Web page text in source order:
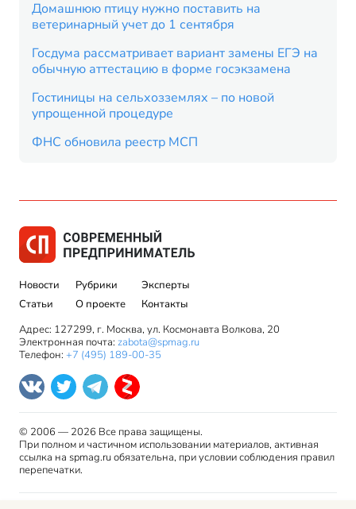
Домашнюю птицу нужно поставить на
ветеринарный учет до 1 сентября
Госдума рассматривает вариант замены ЕГЭ на
обычную аттестацию в форме госэкзамена
Гостиницы на сельхозземлях – по новой
упрощенной процедуре
ФНС обновила реестр МСП
Новости
Статьи
Рубрики
О проекте
Эксперты
Контакты
Адрес: 127299, г. Москва, ул. Космонавта Волкова, 20
Электронная почта: zabota@spmag.ru
Телефон: +7 (495) 189-00-35
© 2006 — 2026 Все права защищены.
При полном и частичном использовании материалов, активная
ссылка на spmag.ru обязательна, при условии соблюдения правил
перепечатки.